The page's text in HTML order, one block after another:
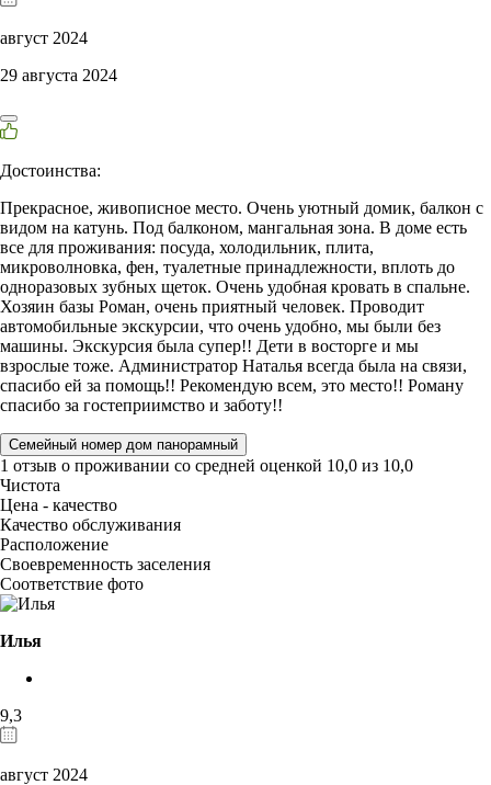
август 2024
29 августа 2024
Достоинства:
Прекрасное, живописное место. Очень уютный домик, балкон с
видом на катунь. Под балконом, мангальная зона. В доме есть
все для проживания: посуда, холодильник, плита,
микроволновка, фен, туалетные принадлежности, вплоть до
одноразовых зубных щеток. Очень удобная кровать в спальне.
Хозяин базы Роман, очень приятный человек. Проводит
автомобильные экскурсии, что очень удобно, мы были без
машины. Экскурсия была супер!! Дети в восторге и мы
взрослые тоже. Администратор Наталья всегда была на связи,
спасибо ей за помощь!! Рекомендую всем, это место!! Роману
спасибо за гостеприимство и заботу!!
Семейный номер дом панорамный
1 отзыв о проживании со средней оценкой 10,0 из 10,0
Чистота
Цена - качество
Качество обслуживания
Расположение
Своевременность заселения
Соответствие фото
Илья
9,3
август 2024